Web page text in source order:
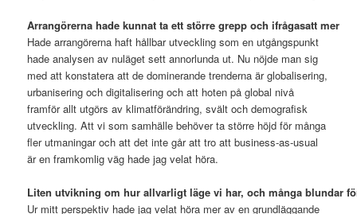
Arrangörerna hade kunnat ta ett större grepp och ifrågasatt mer
Hade arrangörerna haft hållbar utveckling som en utgångspunkt
hade analysen av nuläget sett annorlunda ut. Nu nöjde man sig
med att konstatera att de dominerande trenderna är globalisering,
urbanisering och digitalisering och att hoten på global nivå
framför allt utgörs av klimatförändring, svält och demografisk
utveckling. Att vi som samhälle behöver ta större höjd för många
fler utmaningar och att det inte går att tro att business-as-usual
är en framkomlig väg hade jag velat höra.
Liten utvikning om hur allvarligt läge vi har, och många blundar
Ur mitt perspektiv hade jag velat höra mer av en grundläggande